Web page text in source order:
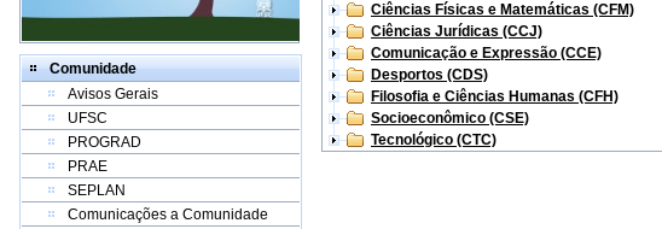
Comunidade
Avisos Gerais
UFSC
PROGRAD
PRAE
SEPLAN
Comunicações a Comunidade
Ciências Físicas e Matemáticas (CFM)
Ciências Jurídicas (CCJ)
Comunicação e Expressão (CCE)
Desportos (CDS)
Filosofia e Ciências Humanas (CFH)
Socioeconômico (CSE)
Tecnológico (CTC)